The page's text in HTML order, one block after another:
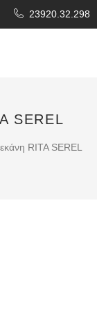
23920.32.298
SEREL
RITA SEREL